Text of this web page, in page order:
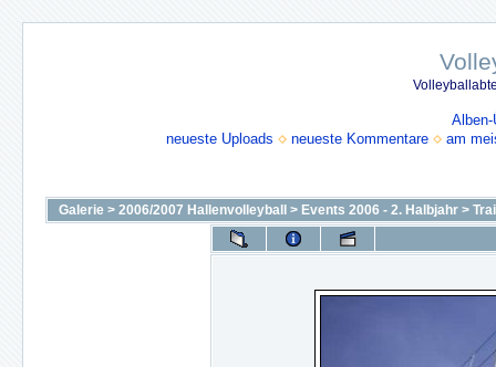
neueste Uploads
neueste Kommentare am
Galerie > 2006/2007 Hallenvolleyball > Events 2006 - 2. Halbjahr >